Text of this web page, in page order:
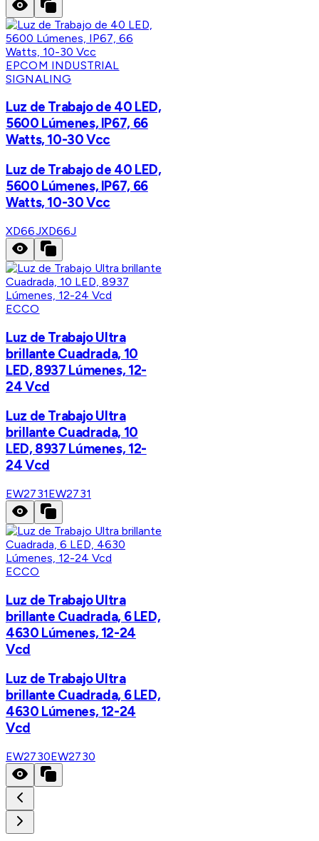
EPCOM INDUSTRIAL
SIGNALING
Luz de Trabajo de 40 LED,
5600 Lúmenes, IP67, 66
Watts, 10-30 Vcc
Luz de Trabajo de 40 LED,
5600 Lúmenes, IP67, 66
Watts, 10-30 Vcc
XD66JXD66J
ECCO
Luz de Trabajo Ultra
brillante Cuadrada, 10
LED, 8937 Lúmenes, 12-
24 Vcd
Luz de Trabajo Ultra
brillante Cuadrada, 10
LED, 8937 Lúmenes, 12-
24 Vcd
EW2731EW2731
ECCO
Luz de Trabajo Ultra
brillante Cuadrada, 6 LED,
4630 Lúmenes, 12-24
Vcd
Luz de Trabajo Ultra
brillante Cuadrada, 6 LED,
4630 Lúmenes, 12-24
Vcd
EW2730EW2730